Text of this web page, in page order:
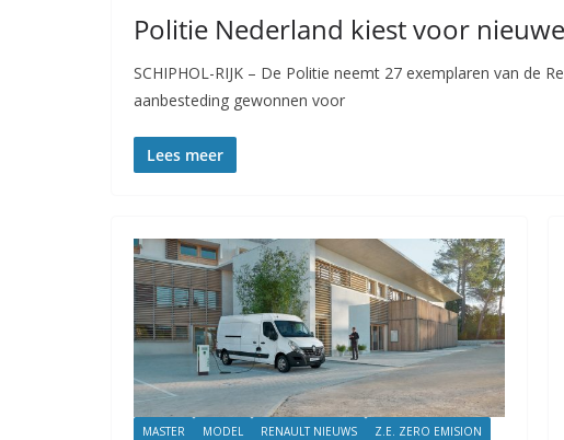
Politie Nederland kiest voor
SCHIPHOL-RIJK – De Politie neemt 27 exemplaren van de
aanbesteding gewonnen voor
Lees meer
MASTER MODEL RENAULT NIEUWS Z.E. ZERO EMISION